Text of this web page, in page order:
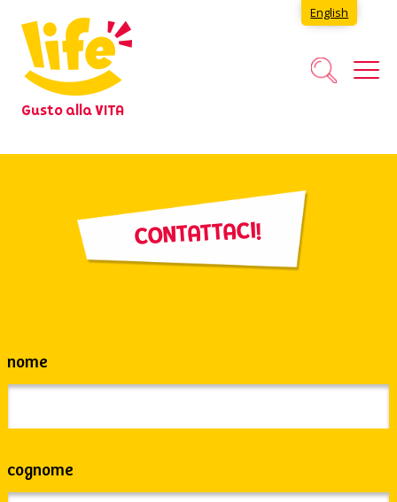
Gusto alla VITA
CONTATTACI!
nome
cognome
English